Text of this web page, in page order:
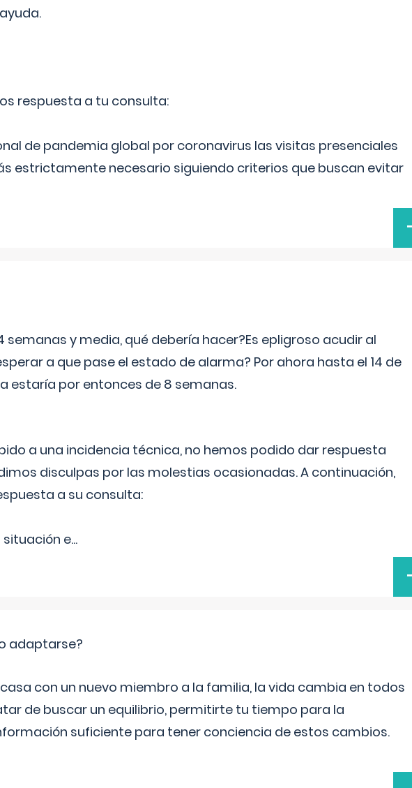
respuesta a tu consulta:
de pandemia global por coronavirus las visitas presenciales
estrictamente necesario siguiendo criterios que buscan evitar
semanas y media, qué debería hacer?Es epligroso acudir al
a que pase el estado de alarma? Por ahora hasta el 14 de
estaría por entonces de 8 semanas.
a una incidencia técnica, no hemos podido dar respuesta
disculpas por las molestias ocasionadas. A continuación,
a su consulta:
e...
adaptarse?
con un nuevo miembro a la familia, la vida cambia en todos
de buscar un equilibrio, permitirte tu tiempo para la
suficiente para tener conciencia de estos cambios.